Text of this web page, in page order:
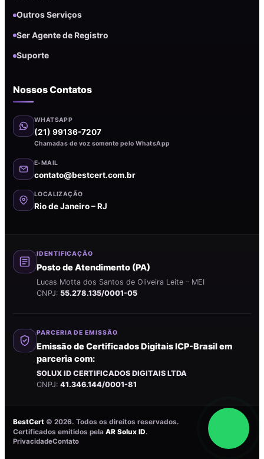
Outros Serviços
Ser Agente de Registro
Suporte
Nossos Contatos
WHATSAPP
(21) 99136-7207
Chamadas de voz somente pelo WhatsApp
E-MAIL
contato@bestcert.com.br
LOCALIZAÇÃO
Rio de Janeiro – RJ
IDENTIFICAÇÃO
Posto de Atendimento (PA)
Lucas Motta dos Santos de Oliveira Leite – MEI
CNPJ: 55.278.135/0001-05
PARCERIA DE EMISSÃO
Emissão de Certificados Digitais ICP-Brasil em
parceria com:
SOLUX ID CERTIFICADOS DIGITAIS LTDA
CNPJ: 41.346.144/0001-81
BestCert © 2026. Todos os direitos reservados.
Certificados emitidos pela AR Solux ID.
PrivacidadeContato